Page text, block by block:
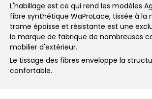
L'habillage est ce qui rend les modèles
fibre synthétique WaProLace, tissée à la
trame épaisse et résistante est une
la marque de fabrique de nombreuses
mobilier d'extérieur.
Le tissage des fibres enveloppe la
confortable.